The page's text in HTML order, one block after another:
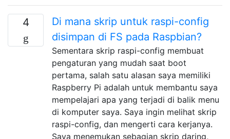
4
Di mana skrip untuk raspi-config
disimpan di FS pada Raspbian?
Sementara skrip raspi-config membuat
pengaturan yang mudah saat boot
pertama, salah satu alasan saya memiliki
Raspberry Pi adalah untuk membantu saya
mempelajari apa yang terjadi di balik menu
di komputer saya. Saya ingin melihat skrip
raspi-config, dan mengerti cara kerjanya.
Saya menemukan sebagian skrip daring,